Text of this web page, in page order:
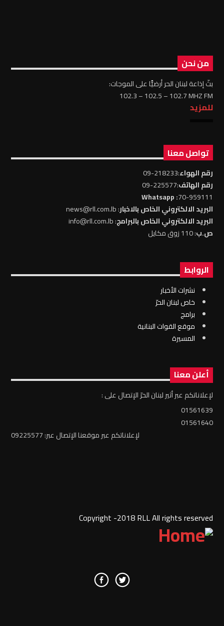
من نحن
بثّ إذاعة لبنان الحر أرضيًّا على الموجات:
102.3 – 102.5 – 102.7 MHZ FM
للمزيد
تواصل معنا
رقم الهواء:218233-09
رقم الهاتف:225577-09
70-959111
: Whatsapp
البريد الالكتروني الخاص بالاخبار: news@rll.com.lb
البريد الالكتروني الخاص بالبرامج: info@rll.com.lb
ص.ب: 110 زوق مكايل
الروابط
نشرات الأخبار
خاص لبنان الحرّ
برامج
موقع القوات البنانية
المسيرة
أعلن معنا
لإعلاناتكم عبر أثير لبنان الحرّ الإتصال على :
01561639
01561640
لإعلاناتكم عبر موقعنا الإتصال عبر: 09225577
Copyright -2018 RLL All rights reserved